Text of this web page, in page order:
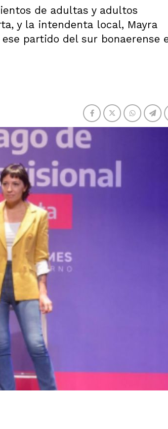
de adultas y adultos
y la intendenta local, Mayra
partido del sur bonaerense